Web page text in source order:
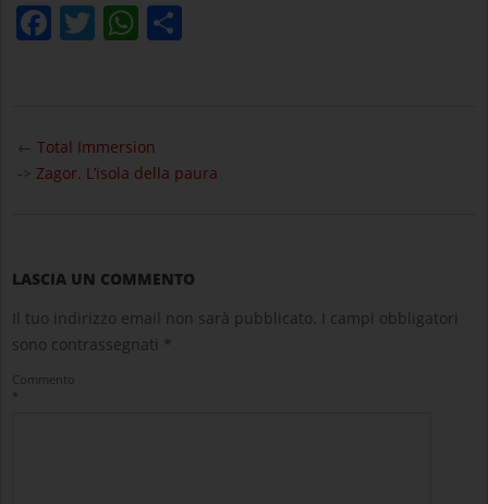
Facebook
TwitterWhatsApp
08-
03
← Total Immersion
-> Zagor. L’isola della paura
LASCIA UN COMMENTO
Il tuo indirizzo email non sarà pubblicato.
I campi obbligatori
sono contrassegnati *
Commento
*